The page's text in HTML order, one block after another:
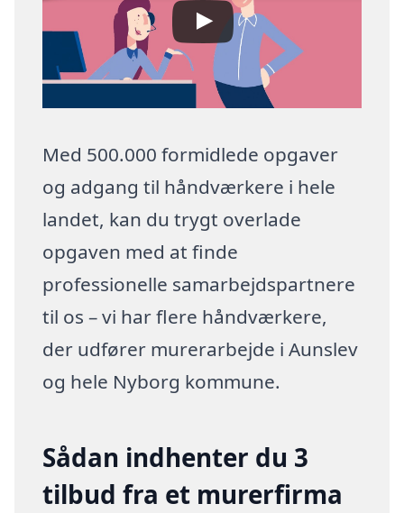
Med 500.000 formidlede opgaver
og adgang til håndværkere i hele
landet, kan du trygt overlade
opgaven med at finde
professionelle samarbejdspartnere
til os – vi har flere håndværkere,
der udfører murerarbejde i Aunslev
og hele Nyborg kommune.
Sådan indhenter du 3
tilbud fra et murerfirma